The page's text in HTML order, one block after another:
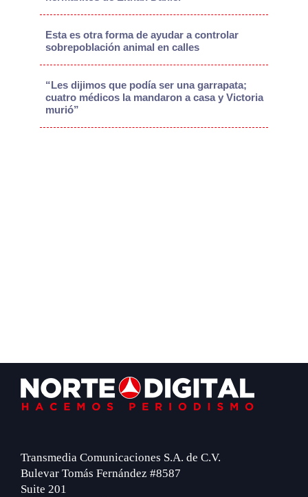
Esta es otra forma de ayudar a controlar
sobrepoblación animal en calles
“Les dijimos que podía ser una garrapata;
cuatro médicos la mandaron a casa y Victoria
murió”
Footer
Transmedia Comunicaciones S.A. de C.V.
Bulevar Tomás Fernández #8587
Suite 201